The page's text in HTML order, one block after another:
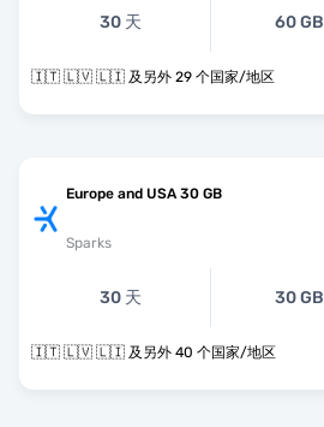
30 天 60 GB
🇮🇹 🇱🇻 🇱🇮 及另外 29 个国家/地区
Europe and USA 30 GB
Sparks
30 天 30 GB
🇮🇹 🇱🇻 🇱🇮 及另外 40 个国家/地区